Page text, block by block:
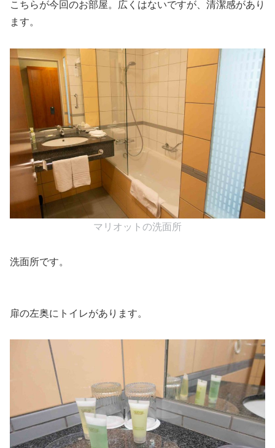
こちらが今回のお部屋。広くはないですが、清潔感があり
ます。
マリオットの洗面所
洗面所です。
扉の左奥にトイレがあります。